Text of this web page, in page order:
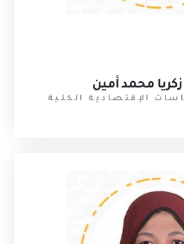
زكريا محمد أمين
الإقتصادية الكلية